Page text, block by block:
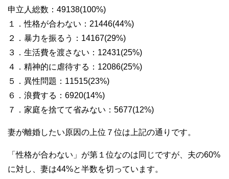
申立人総数：49138(100%)
１．性格が合わない：21446(44%)
２．暴力を振るう：14167(29%)
３．生活費を渡さない：12431(25%)
４．精神的に虐待する：12086(25%)
５．異性問題：11515(23%)
６．浪費する：6920(14%)
７．家庭を捨てて省みない：5677(12%)
妻が離婚したい原因の上位７位は上記の通りです。
「性格が合わない」が第１位なのは同じですが、夫の60%
に対し、妻は44%と半数を切っています。